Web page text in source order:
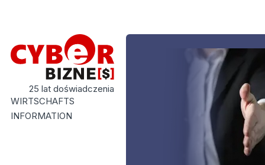
25 lat doświadczenia
WIRTSCHAFTS
INFORMATION